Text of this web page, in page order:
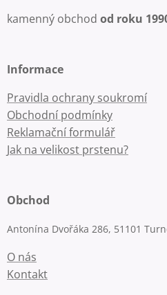
kamenný obchod od roku
Informace
Pravidla ochrany soukromí
Obchodní podmínky
Reklamační formulář
Jak na velikost prstenu?
Obchod
Antonína Dvořáka 286, 51101
O nás
Kontakt